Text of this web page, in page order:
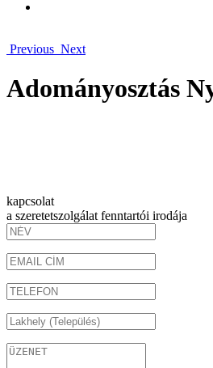
Previous Next
Adományosztás
kapcsolat
a szeretetszolgálat fenntartói irodája